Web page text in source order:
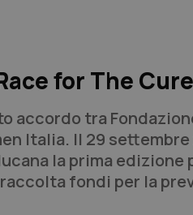
for The
accordo tra
Italia. Il 29
la prima edizione
fondi per la